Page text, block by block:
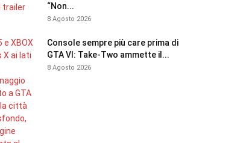
“Non...
8 Agosto 2026
Console sempre più care prima di
GTA VI: Take-Two ammette il...
8 Agosto 2026